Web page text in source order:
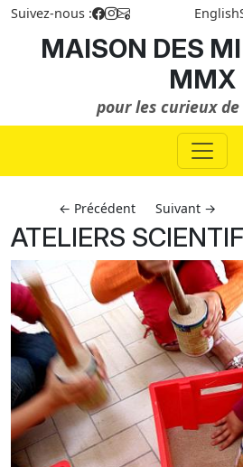
Suivez-nous : English
MAISON DES
MMX
pour les curieux
← Précédent Suivant →
ATELIERS